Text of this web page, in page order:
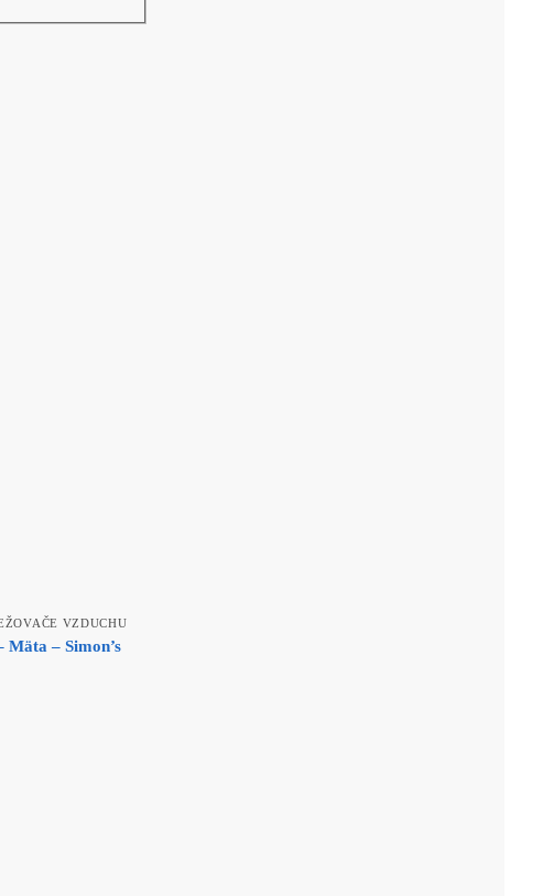
VZDUCHU
Mäta – Simon’s